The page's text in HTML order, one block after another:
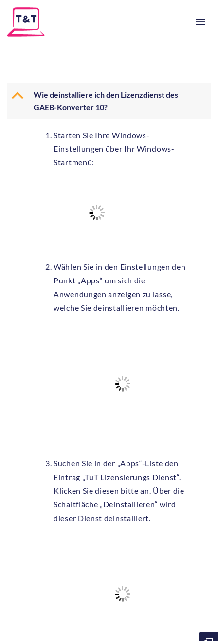
B
Wie deinstalliere ich den Lizenzdienst des
GAEB-Konverter 10?
Starten Sie Ihre Windows-
Einstellungen über Ihr Windows-
Startmenü:
Wählen Sie in den Einstellungen den
Punkt „Apps“ um sich die
Anwendungen anzeigen zu lasse,
welche Sie deinstallieren möchten.
Suchen Sie in der „Apps“-Liste den
Eintrag „TuT Lizensierungs Dienst“.
Klicken Sie diesen bitte an. Über die
Schaltfläche „Deinstallieren“ wird
dieser Dienst deinstalliert.